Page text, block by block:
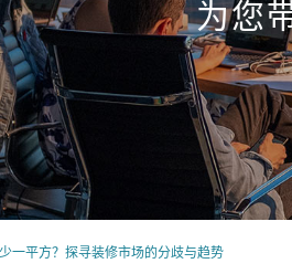
为您
一平方？探寻装修市场的分歧与趋势